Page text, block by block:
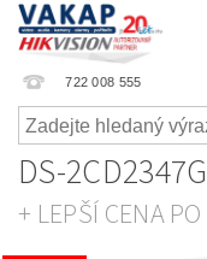
722 008 555
DS-
+ LEPŠÍ CENA